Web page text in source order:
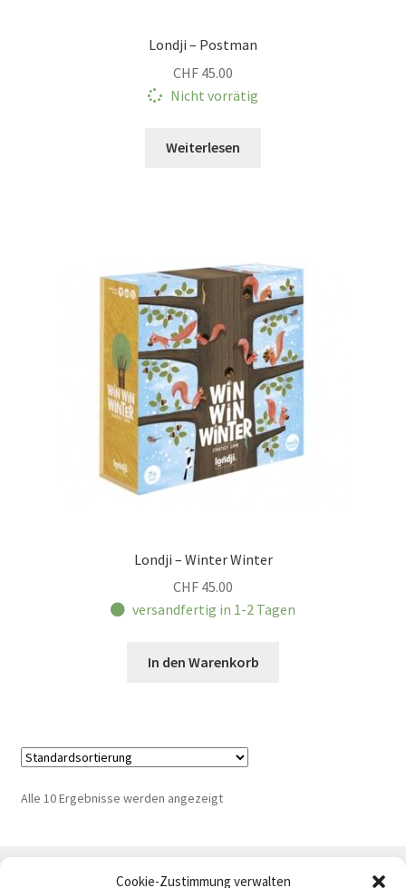
Cookie-Zustimmung verwalten
Londji – Postman
CHF 45.00
Nicht vorrätig
Weiterlesen
Londji – Winter Winter
CHF 45.00
versandfertig in 1-2 Tagen
In den Warenkorb
Alle 10 Ergebnisse werden angezeigt